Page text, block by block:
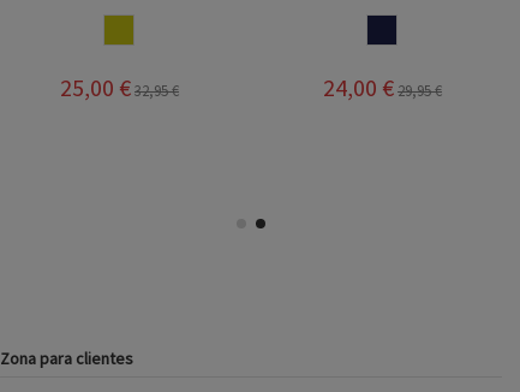
25,00 €32,95 € 24,00 €29,95 €
Zona para clientes